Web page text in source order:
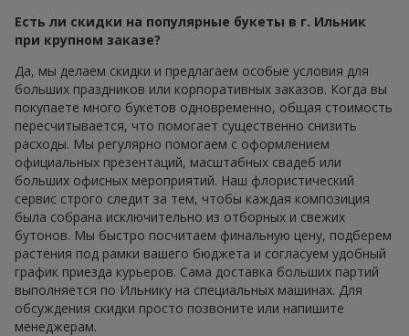
Есть ли скидки на популярные букеты в г. Ильник
при крупном заказе?
Да, мы делаем скидки и предлагаем особые условия для
больших праздников или корпоративных заказов. Когда вы
покупаете много букетов одновременно, общая стоимость
пересчитывается, что помогает существенно снизить
расходы. Мы регулярно помогаем с оформлением
официальных презентаций, масштабных свадеб или
больших офисных мероприятий. Наш флористический
сервис строго следит за тем, чтобы каждая композиция
была собрана исключительно из отборных и свежих
бутонов. Мы быстро посчитаем финальную цену, подберем
растения под рамки вашего бюджета и согласуем удобный
график приезда курьеров. Сама доставка больших партий
выполняется по Ильнику на специальных машинах. Для
обсуждения скидки просто позвоните или напишите
менеджерам.